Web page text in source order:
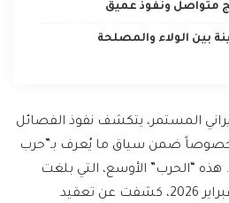
متواصل ونفوذ عميق
بين الولاء والمصلحة
المستمر، يتكشف نفوذ الفصائل
ضمن سياق ما يُعرف بـ”حرب
هذه “الحرب” الأوسع، التي بلغت
ذروتها بغارات طهران في فبراير 2026، كشفت عن تعقيد